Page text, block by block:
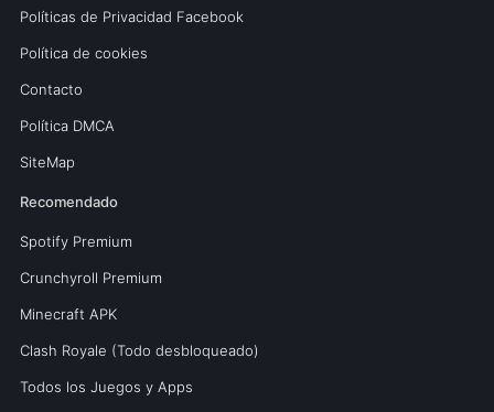
Políticas de Privacidad Facebook
Política de cookies
Contacto
Política DMCA
SiteMap
Recomendado
Spotify Premium
Crunchyroll Premium
Minecraft APK
Clash Royale (Todo desbloqueado)
Todos los Juegos y Apps